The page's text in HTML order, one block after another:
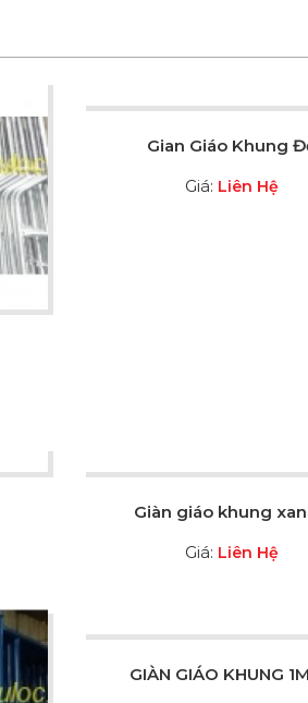
Gian Giáo Khung
Giá: Liên Hệ
Giàn giáo khung
Giá: Liên Hệ
GIÀN GIÁO KHUNG